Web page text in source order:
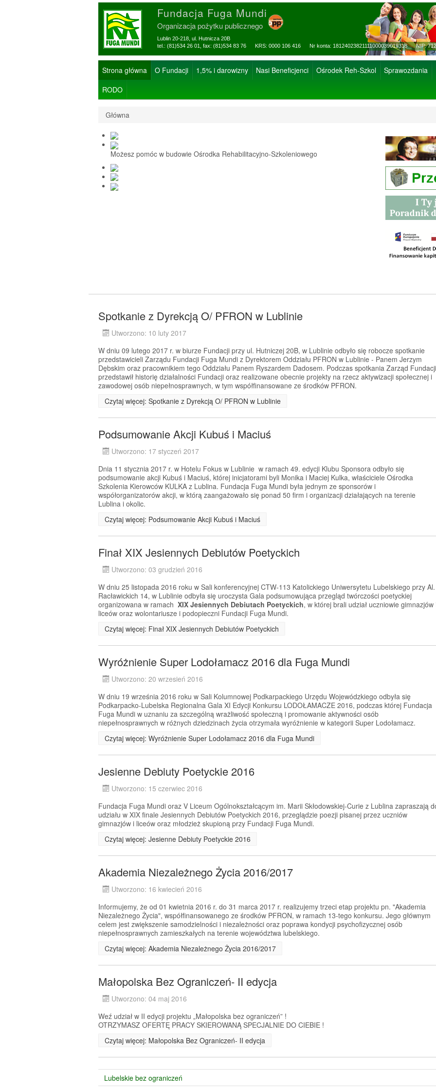
Fundacja Fuga Mundi
Organizacja pożytku publicznego
Lublin 20-218, ul. Hutnicza 20B
tel.: (81)534 26 01, fax: (81)534 83 76 KRS: 0000 106 416 Nr konta: 18124023821111000039019318 NIP:
Strona główna O Fundacji 1,5% i darowizny Nasi Beneficjenci Ośrodek Reh-Szkol Sprawozdania
RODO
Główna
Możesz pomóc w budowie Ośrodka Rehabilitacyjno-Szkoleniowego
Spotkanie z Dyrekcją O/ PFRON w Lublinie
Utworzono: 10 luty 2017
W dniu 09 lutego 2017 r. w biurze Fundacji przy ul. Hutniczej 20B, w Lublinie odbyło się robocze spotkanie
przedstawicieli Zarządu Fundacji Fuga Mundi z Dyrektorem Oddziału PFRON w Lublinie - Panem Jerzym
Dębskim oraz pracownikiem tego Oddziału Panem Ryszardem Dadosem. Podczas spotkania Zarząd Fundacji
przedstawił historię działalności Fundacji oraz realizowane obecnie projekty na rzecz aktywizacji społecznej i
zawodowej osób niepełnosprawnych, w tym współfinansowane ze środków PFRON.
Czytaj więcej: Spotkanie z Dyrekcją O/ PFRON w Lublinie
Podsumowanie Akcji Kubuś i Maciuś
Utworzono: 17 styczeń 2017
Dnia 11 stycznia 2017 r. w Hotelu Fokus w Lublinie w ramach 49. edycji Klubu Sponsora odbyło się
podsumowanie akcji Kubuś i Maciuś, której inicjatorami byli Monika i Maciej Kulka, właściciele Ośrodka
Szkolenia Kierowców KULKA z Lublina. Fundacja Fuga Mundi była jednym ze sponsorów i
współorganizatorów akcji, w którą zaangażowało się ponad 50 firm i organizacji działających na terenie
Lublina i okolic.
Czytaj więcej: Podsumowanie Akcji Kubuś i Maciuś
Finał XIX Jesiennych Debiutów Poetyckich
Utworzono: 03 grudzień 2016
W dniu 25 listopada 2016 roku w Sali konferencyjnej CTW-113 Katolickiego Uniwersytetu Lubelskiego przy Al.
Racławickich 14, w Lublinie odbyła się uroczysta Gala podsumowująca przegląd twórczości poetyckiej
organizowana w ramach XIX Jesiennych Debiutach Poetyckich, w której brali udział uczniowie gimnazjów
liceów oraz wolontariusze i podopieczni Fundacji Fuga Mundi.
Czytaj więcej: Finał XIX Jesiennych Debiutów Poetyckich
Wyróżnienie Super Lodołamacz 2016 dla Fuga Mundi
Utworzono: 20 wrzesień 2016
W dniu 19 września 2016 roku w Sali Kolumnowej Podkarpackiego Urzędu Wojewódzkiego odbyła się
Podkarpacko-Lubelska Regionalna Gala XI Edycji Konkursu LODOŁAMACZE 2016, podczas której Fundacja
Fuga Mundi w uznaniu za szczególną wrażliwość społeczną i promowanie aktywności osób
niepełnosprawnych w różnych dziedzinach życia otrzymała wyróżnienie w kategorii Super Lodołamacz.
Czytaj więcej: Wyróżnienie Super Lodołamacz 2016 dla Fuga Mundi
Jesienne Debiuty Poetyckie 2016
Utworzono: 15 czerwiec 2016
Fundacja Fuga Mundi oraz V Liceum Ogólnokształcącym im. Marii Skłodowskiej-Curie z Lublina zapraszają
udziału w XIX finale Jesiennych Debiutów Poetyckich 2016, przeglądzie poezji pisanej przez uczniów
gimnazjów i liceów oraz młodzież skupioną przy Fundacji Fuga Mundi.
Czytaj więcej: Jesienne Debiuty Poetyckie 2016
Akademia Niezależnego Życia 2016/2017
Utworzono: 16 kwiecień 2016
Informujemy, że od 01 kwietnia 2016 r. do 31 marca 2017 r. realizujemy trzeci etap projektu pn. "Akademia
Niezależnego Życia", współfinansowanego ze środków PFRON, w ramach 13-tego konkursu. Jego głównym
celem jest zwiększenie samodzielności i niezależności oraz poprawa kondycji psychofizycznej osób
niepełnosprawnych zamieszkałych na terenie województwa lubelskiego.
Czytaj więcej: Akademia Niezależnego Życia 2016/2017
Małopolska Bez Ograniczeń- II edycja
Utworzono: 04 maj 2016
Weź udział w II edycji projektu „Małopolska bez ograniczeń” !
OTRZYMASZ OFERTĘ PRACY SKIEROWANĄ SPECJALNIE DO CIEBIE !
Czytaj więcej: Małopolska Bez Ograniczeń- II edycja
Lubelskie bez ograniczeń